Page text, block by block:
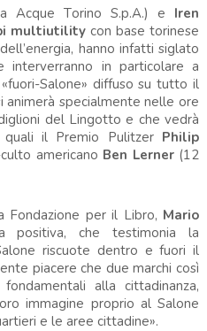
Acque Torino S.p.A.) e Iren
multiutilitycon base torinese
hanno infatti siglato
in particolare a
Salone» diffuso su tutto il
specialmente nelle ore
del Lingotto e che vedrà
il Premio Pulitzer Philip
americano Ben Lerner(12
Fondazione per il Libro, Mario
positiva, che testimonia la
riscuote dentro e fuori il
piacere che due marchi così
alla cittadinanza,
immagine proprio al Salone
e le aree cittadine».